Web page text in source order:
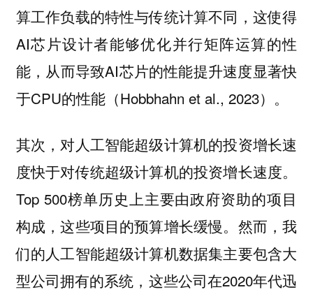
算工作负载的特性与传统计算不同，这使得
AI芯片设计者能够优化并行矩阵运算的性
能，从而导致AI芯片的性能提升速度显著快
于CPU的性能（Hobbhahn et al., 2023）。
其次，对人工智能超级计算机的投资增长速
度快于对传统超级计算机的投资增长速度。
Top 500榜单历史上主要由政府资助的项目
构成，这些项目的预算增长缓慢。然而，我
们的人工智能超级计算机数据集主要包含大
型公司拥有的系统，这些公司在2020年代迅